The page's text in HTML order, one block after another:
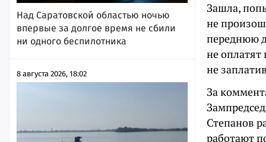
Над Саратовской областью ночью
впервые за долгое время не сбили
ни одного беспилотника
8 августа 2026, 18:02
Зашла,
не
переднюю
не оплатят
не
За
Степанов
работают